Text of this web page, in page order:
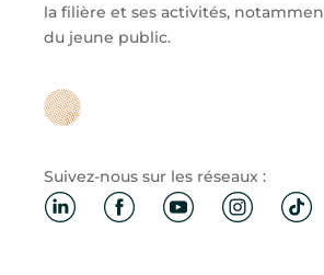
la filière et ses activités,
du jeune public.
Suivez-nous sur les réseaux :